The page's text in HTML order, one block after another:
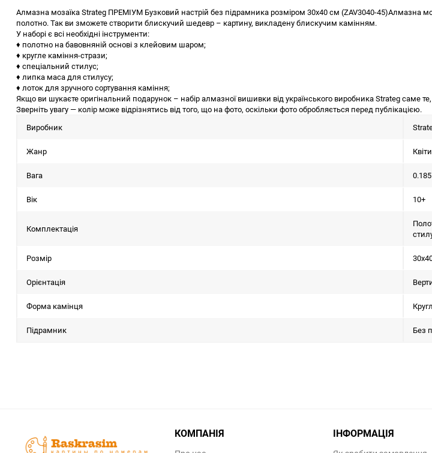
Алмазна мозаїка Strateg ПРЕМІУМ Бузковий настрій без підрамника розміром 30х40 см (ZAV3040-45)Алмазна
полотно. Так ви зможете створити блискучий шедевр – картину, викладену блискучим камінням.
У наборі є всі необхідні інструменти:
♦ полотно на бавовняній основі з клейовим шаром;
♦ кругле каміння-стрази;
♦ спеціальний стилус;
♦ липка маса для стилусу;
♦ лоток для зручного сортування каміння;
Якщо ви шукаєте оригінальний подарунок – набір алмазної вишивки від українського виробника Strateg саме
Зверніть увагу — колір може відрізнятись від того, що на фото, оскільки фото обробляється перед публікацією.
Виробник
Жанр Квіти
Вага 0.185
Вік 10+
Комплектація
Розмір
Орієнтація
Форма камінця
Підрамник Без
КОМПАНІЯ ІНФОРМАЦІЯ